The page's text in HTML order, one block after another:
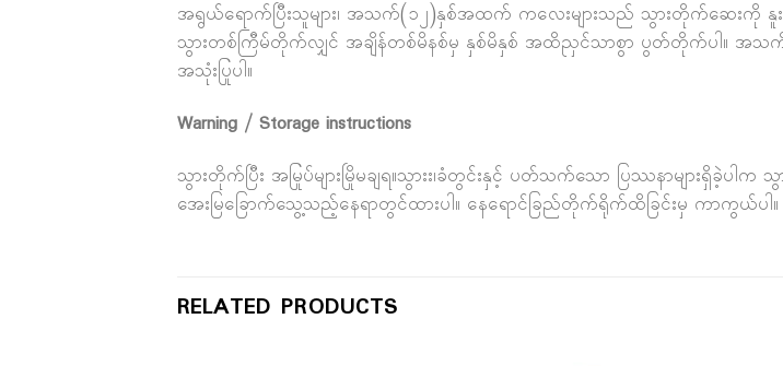
အရွယ်ရောက်ပြီးသူများ၊ အသက်(၁၂)နှစ်အထက် ကလေးများသည် သွားတိုက်ဆေးကို နူး
သွားတစ်ကြီမ်တိုက်လျှင် အချိန်တစ်မိနစ်မှ နှစ်မိနှစ် အထိညှင်သာစွာ ပွတ်တိုက်ပါ။ အသက်(
အသုံးပြုပါ။
Warning / Storage instructions
သွားတိုက်ပြီး အမြုပ်များမြိုမချရ။သွားး၊ခံတွင်းနှင့် ပတ်သက်သော ပြဿနာများရှိခဲ့ပါ
အေးမြခြောက်သွေ့သည့်နေရာတွင်ထားပါ။ နေရောင်ခြည်တိုက်ရိုက်ထိခြင်းမှ ကာကွယ်ပါ။
RELATED PRODUCTS